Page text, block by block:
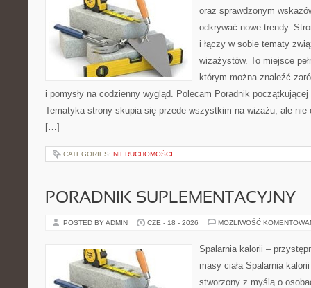
oraz sprawdzonym
odkrywać nowe trendy.
i łączy w sobie tematy
wizażystów. To miejsce
którym można znaleźć
i pomysły na codzienny wygląd. Polecam Poradnik
Tematyka strony skupia się przede wszystkim na wizażu, ale nie
[…]
CATEGORIES: NIERUCHOMOŚCI
PORADNIK SUPLEMENTACYJNY
POSTED BY ADMIN CZE - 18 - 2026 MOŻLIWOŚĆ
Spalarnia kalorii –
masy ciała Spalarnia
stworzony z myślą o